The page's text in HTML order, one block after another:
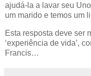
ajudá-la a lavar seu
um marido e temos um
Esta resposta deve ser
‘experiência de vida’,
Francis…